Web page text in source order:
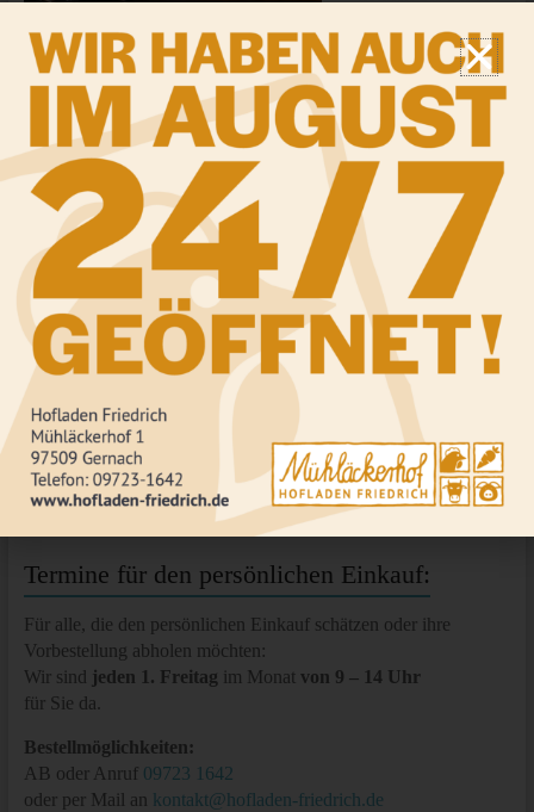
wir natürlich die
Klassiker, wieSteaksundBratwürste, aber auch
Bauchscheiben
zum knusprig grillen. Wer gerne eine gute
Kombi aus Fleisch und Gemüse hat, dem empfehlen wir
Grillspieße selbst zu machen. Was da drauf soll? – Fangen wir
mit bunten Paprika an, kombinieren mit gut gewürztem
vom Strohschwein, außerdem noch Speck und
Zwiebeln
drauf. Kleine Tomaten oder Zucchini machen sich auch noch
gut auf dem Spieß. Dazu passen Rosmarinkartoffeln
hervorragend.
Kartoffelnmit ein bisschen Öl, grobem Salz und
Rosmarin drauf, mmhhh, das gehört für uns Friedrich’s mit auf
den Grill – und ohne groß anzugeben…, wir haben einfach die
besten Kartoffeln!
SELBSTBEDIENEN UND GENIEẞEN!
Termine für den persönlichen Einkauf:
Für alle, die den persönlichen Einkauf schätzen oder ihre
Vorbestellung abholen möchten:
Wir sind jeden 1. Freitag im Monat von 9 – 14 Uhr
für Sie da.
Bestellmöglichkeiten:
AB oder Anruf 09723 1642
oder per Mail an kontakt@hofladen-friedrich.de